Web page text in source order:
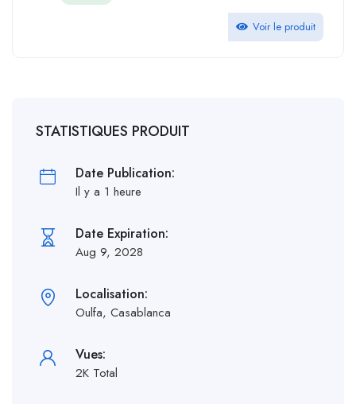
Voir le produit
STATISTIQUES PRODUIT
Date Publication:
Il y a 1 heure
Date Expiration:
Aug 9, 2028
Localisation:
Oulfa, Casablanca
Vues:
2K Total